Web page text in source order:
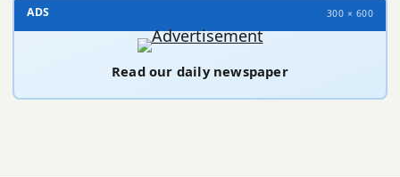
ADS 300 × 600
Read our daily newspaper